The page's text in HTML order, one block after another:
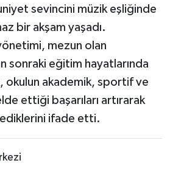
sevincini müzik eşliğinde
bir akşam yaşadı.
mezun olan
sonraki eğitim hayatlarında
okulun akademik, sportif ve
ettiği başarıları artırarak
ifade etti.